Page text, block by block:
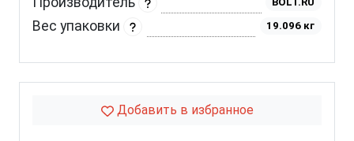
Вес упаковки 19.096 кг
Добавить в избранное